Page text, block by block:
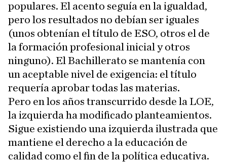
populares. El acento seguía en la igualdad,
pero los resultados no debían ser iguales
(unos obtenían el título de ESO, otros el de
la formación profesional inicial y otros
ninguno). El Bachillerato se mantenía con
un aceptable nivel de exigencia: el título
requería aprobar todas las materias.
Pero en los años transcurrido desde la LOE,
la izquierda ha modificado planteamientos.
Sigue existiendo una izquierda ilustrada que
mantiene el derecho a la educación de
calidad como el fin de la política educativa.